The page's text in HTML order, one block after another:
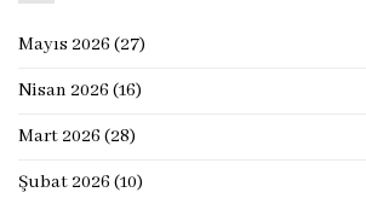
Mayıs 2026 (27)
Nisan 2026 (16)
Mart 2026 (28)
Şubat 2026 (10)